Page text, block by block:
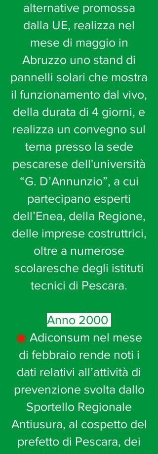
alternative promossa
dalla UE, realizza nel
mese di maggio in
Abruzzo uno stand di
pannelli solari che mostra
il funzionamento dal vivo,
della durata di 4 giorni, e
realizza un convegno sul
tema presso la sede
pescarese dell'università
“G. D’Annunzio”, a cui
partecipano esperti
dell’Enea, della Regione,
delle imprese costruttrici,
oltre a numerose
scolaresche degli istituti
tecnici di Pescara.
Anno 2000
◉ Adiconsum nel mese
di febbraio rende noti i
dati relativi all’attività di
prevenzione svolta dallo
Sportello Regionale
Antiusura, al cospetto del
prefetto di Pescara, dei